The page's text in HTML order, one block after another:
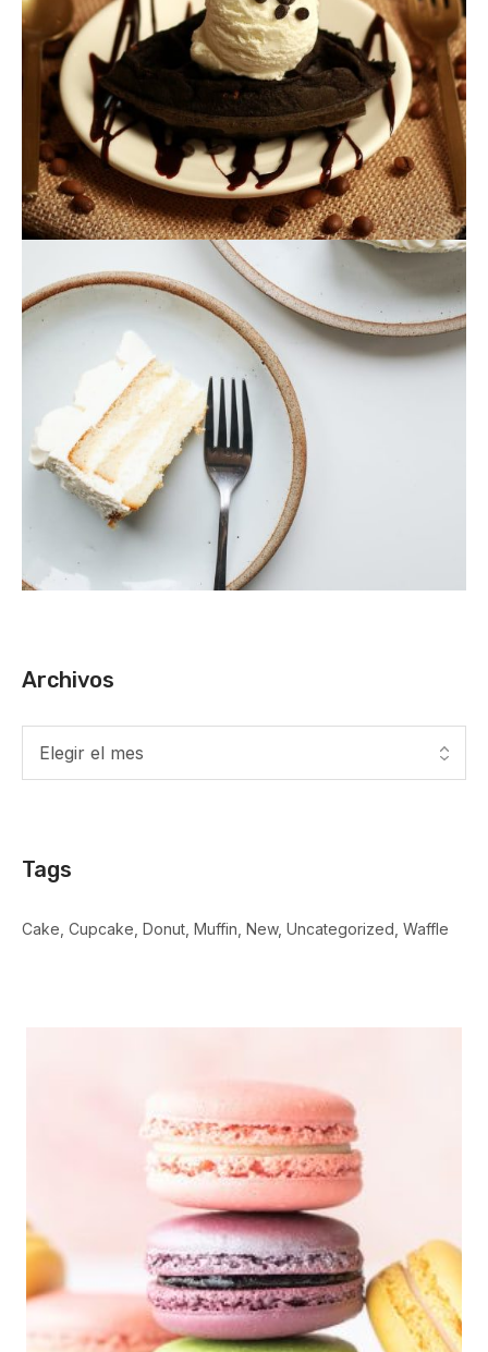
Archivos
Tags
Cake Cupcake Donut Muffin New Uncategorized Waffle